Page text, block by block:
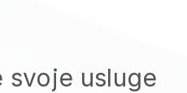
svoje usluge